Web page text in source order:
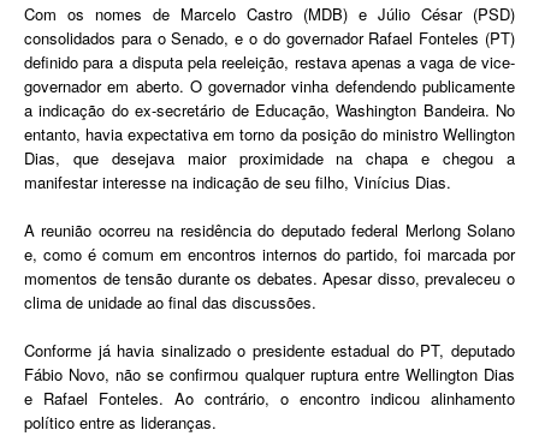
Com os nomes de Marcelo Castro (MDB) e Júlio César (PSD)
consolidados para o Senado, e o do governador Rafael Fonteles (PT)
definido para a disputa pela reeleição, restava apenas a vaga de vice-
governador em aberto. O governador vinha defendendo publicamente
a indicação do ex-secretário de Educação, Washington Bandeira. No
entanto, havia expectativa em torno da posição do ministro Wellington
Dias, que desejava maior proximidade na chapa e chegou a
manifestar interesse na indicação de seu filho, Vinícius Dias.
A reunião ocorreu na residência do deputado federal Merlong Solano
e, como é comum em encontros internos do partido, foi marcada por
momentos de tensão durante os debates. Apesar disso, prevaleceu o
clima de unidade ao final das discussões.
Conforme já havia sinalizado o presidente estadual do PT, deputado
Fábio Novo, não se confirmou qualquer ruptura entre Wellington Dias
e Rafael Fonteles. Ao contrário, o encontro indicou alinhamento
político entre as lideranças.